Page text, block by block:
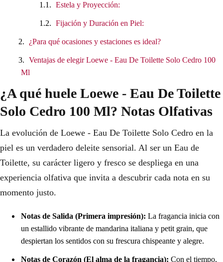
Estela y Proyección:
Fijación y Duración en Piel:
¿Para qué ocasiones y estaciones es ideal?
Ventajas de elegir Loewe - Eau De Toilette Solo Cedro 100
Ml
¿A qué huele Loewe - Eau De Toilette
Solo Cedro 100 Ml? Notas Olfativas
La evolución de Loewe - Eau De Toilette Solo Cedro en la
piel es un verdadero deleite sensorial. Al ser un Eau de
Toilette, su carácter ligero y fresco se despliega en una
experiencia olfativa que invita a descubrir cada nota en su
momento justo.
Notas de Salida (Primera impresión): La fragancia inicia con
un estallido vibrante de mandarina italiana y petit grain, que
despiertan los sentidos con su frescura chispeante y alegre.
Notas de Corazón (El alma de la fragancia): Con el tiempo,